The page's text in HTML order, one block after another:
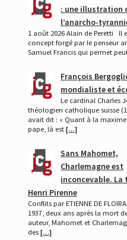
: une illustration
l’anarcho-
1 août 2026 Alain de Peretti Il
concept forgé par le penseur
Samuel Francis qui permet
François
mondialiste et
Le cardinal Charles
théologien catholique suisse
avait dit : « Quant à la maxime
pape, là est […]
Sans Mahomet,
Charlemagne est
inconcevable. La
Henri Pirenne
Conflits par ETIENNE DE
1937, deux ans après la mort
auteur, Mahomet et
des […]